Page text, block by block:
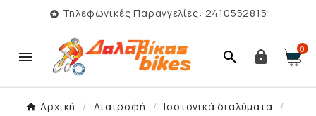
 Τηλεφωνικές Παραγγελίες: 2410552815
   0
Αρχική Διατροφή
Ισοτονικά διαλύματα